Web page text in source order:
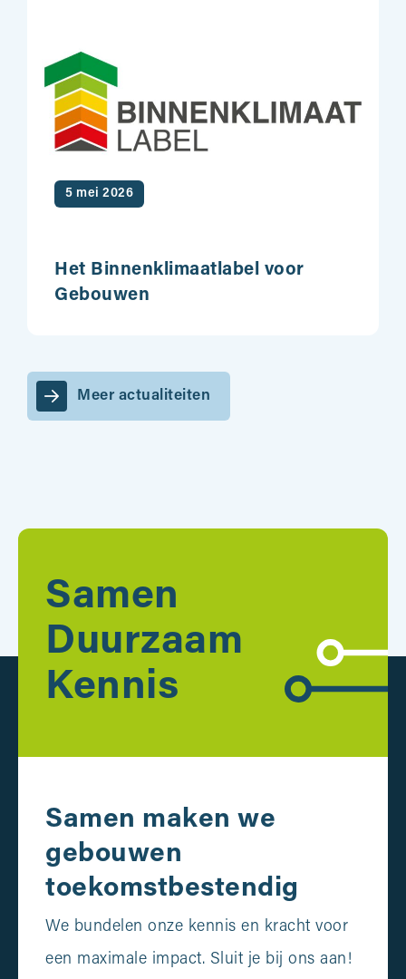
5 mei 2026
Het Binnenklimaatlabel voor
Gebouwen
Meer actualiteiten
Samen
Duurzaam
Kennis
Samen maken we
gebouwen
toekomstbestendig
We bundelen onze kennis en kracht voor
een maximale impact. Sluit je bij ons aan!